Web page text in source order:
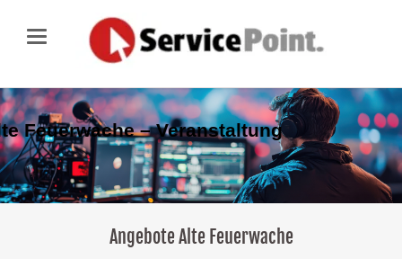
Feuerwache – Veranstaltung
Angebote Alte Feuerwache